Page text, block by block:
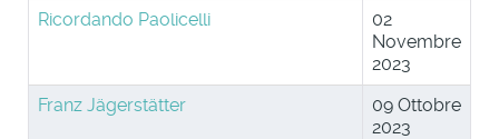
Ricordando Paolicelli
02
Novembre
2023
Franz Jägerstätter
09 Ottobre
2023